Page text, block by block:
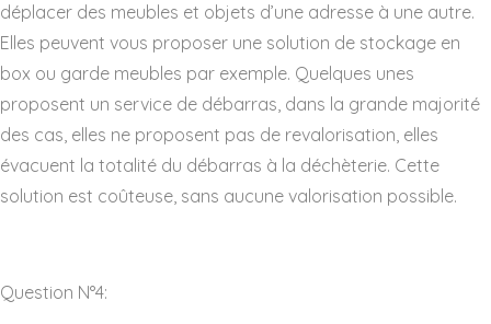
déplacer des meubles et objets d’une adresse à une autre.
Elles peuvent vous proposer une solution de stockage en
box ou garde meubles par exemple. Quelques unes
proposent un service de débarras, dans la grande majorité
des cas, elles ne proposent pas de revalorisation, elles
évacuent la totalité du débarras à la déchèterie. Cette
solution est coûteuse, sans aucune valorisation possible.
Question N°4: